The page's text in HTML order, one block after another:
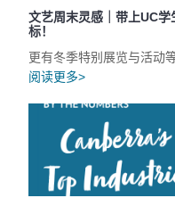
文艺周末灵感｜带上UC
标！
更有冬季特别展览与活动
阅读更多>